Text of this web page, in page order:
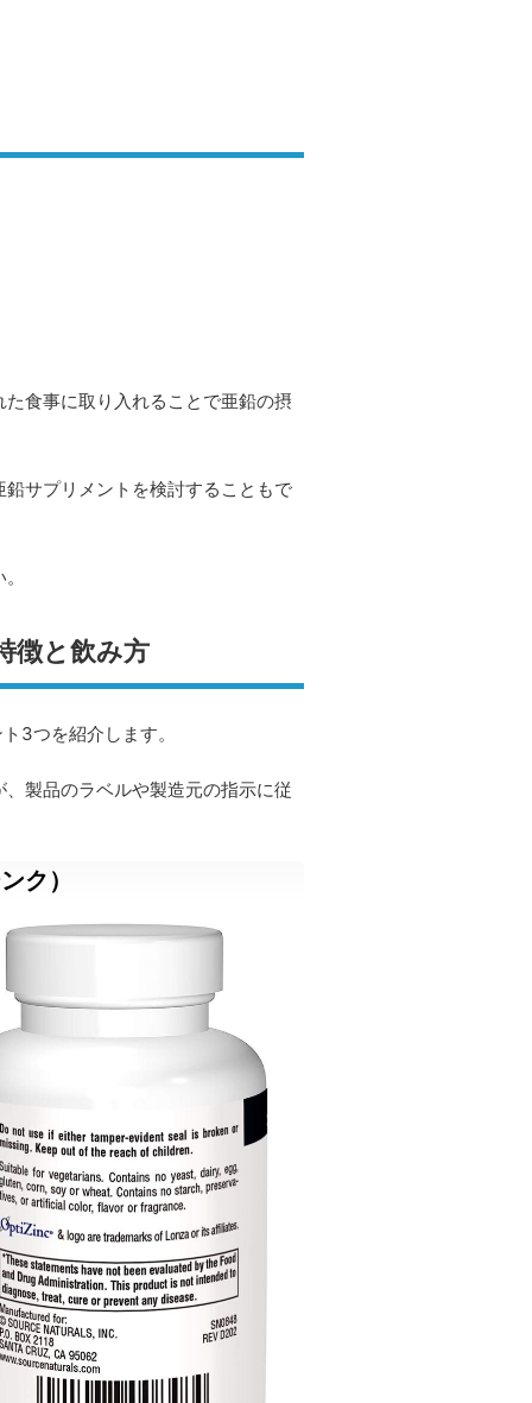
食事に取り入れることで亜鉛の摂
サプリメントを検討することもで
徴と飲み方
3つを紹介します。
製品のラベルや製造元の指示に従
ク）